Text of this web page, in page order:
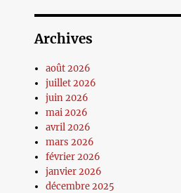
Archives
août 2026
juillet 2026
juin 2026
mai 2026
avril 2026
mars 2026
février 2026
janvier 2026
décembre 2025